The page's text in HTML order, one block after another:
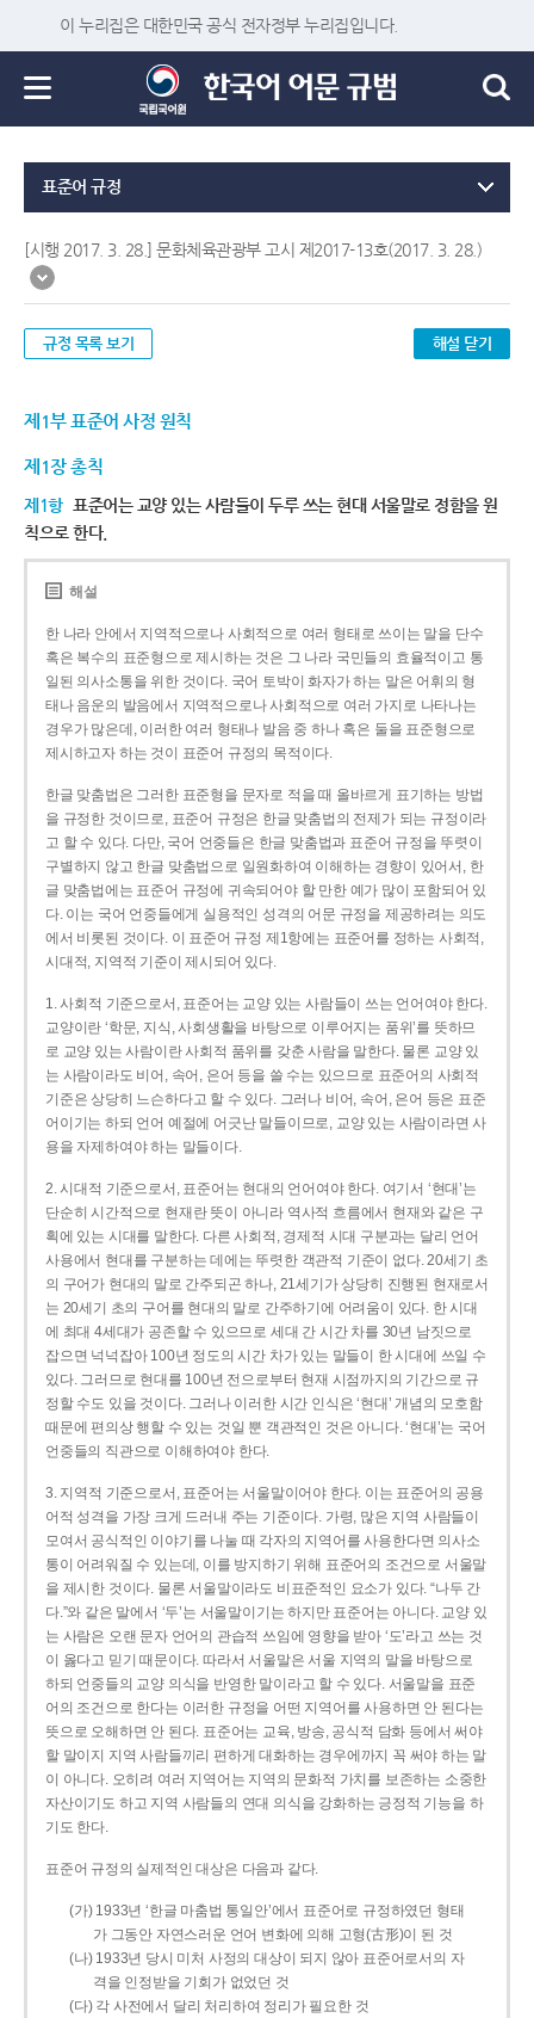
이 누리집은 대한민국 공식 전자정부 누리집입니다.
표준어 규정
[시행 2017. 3. 28.] 문화체육관광부 고시 제2017-13호(2017. 3. 28.)
규정 목록 보기 해설 닫기
제1부 표준어 사정 원칙
제1장 총칙
제1항 표준어는 교양 있는 사람들이 두루 쓰는 현대 서울말로 정함을 원
칙으로 한다.
해설
한 나라 안에서 지역적으로나 사회적으로 여러 형태로 쓰이는 말을 단수
혹은 복수의 표준형으로 제시하는 것은 그 나라 국민들의 효율적이고 통
일된 의사소통을 위한 것이다. 국어 토박이 화자가 하는 말은 어휘의 형
태나 음운의 발음에서 지역적으로나 사회적으로 여러 가지로 나타나는
경우가 많은데, 이러한 여러 형태나 발음 중 하나 혹은 둘을 표준형으로
제시하고자 하는 것이 표준어 규정의 목적이다.
한글 맞춤법은 그러한 표준형을 문자로 적을 때 올바르게 표기하는 방법
을 규정한 것이므로, 표준어 규정은 한글 맞춤법의 전제가 되는 규정이라
고 할 수 있다. 다만, 국어 언중들은 한글 맞춤법과 표준어 규정을 뚜렷이
구별하지 않고 한글 맞춤법으로 일원화하여 이해하는 경향이 있어서, 한
글 맞춤법에는 표준어 규정에 귀속되어야 할 만한 예가 많이 포함되어 있
다. 이는 국어 언중들에게 실용적인 성격의 어문 규정을 제공하려는 의도
에서 비롯된 것이다. 이 표준어 규정 제1항에는 표준어를 정하는 사회적,
시대적, 지역적 기준이 제시되어 있다.
1. 사회적 기준으로서, 표준어는 교양 있는 사람들이 쓰는 언어여야 한다.
교양이란 ‘학문, 지식, 사회생활을 바탕으로 이루어지는 품위’를 뜻하므
로 교양 있는 사람이란 사회적 품위를 갖춘 사람을 말한다. 물론 교양 있
는 사람이라도 비어, 속어, 은어 등을 쓸 수는 있으므로 표준어의 사회적
기준은 상당히 느슨하다고 할 수 있다. 그러나 비어, 속어, 은어 등은 표준
어이기는 하되 언어 예절에 어긋난 말들이므로, 교양 있는 사람이라면 사
용을 자제하여야 하는 말들이다.
2. 시대적 기준으로서, 표준어는 현대의 언어여야 한다. 여기서 ‘현대’는
단순히 시간적으로 현재란 뜻이 아니라 역사적 흐름에서 현재와 같은 구
획에 있는 시대를 말한다. 다른 사회적, 경제적 시대 구분과는 달리 언어
사용에서 현대를 구분하는 데에는 뚜렷한 객관적 기준이 없다. 20세기 초
의 구어가 현대의 말로 간주되곤 하나, 21세기가 상당히 진행된 현재로서
는 20세기 초의 구어를 현대의 말로 간주하기에 어려움이 있다. 한 시대
에 최대 4세대가 공존할 수 있으므로 세대 간 시간 차를 30년 남짓으로
잡으면 넉넉잡아 100년 정도의 시간 차가 있는 말들이 한 시대에 쓰일 수
있다. 그러므로 현대를 100년 전으로부터 현재 시점까지의 기간으로 규
정할 수도 있을 것이다. 그러나 이러한 시간 인식은 ‘현대’ 개념의 모호함
때문에 편의상 행할 수 있는 것일 뿐 객관적인 것은 아니다. ‘현대’는 국어
언중들의 직관으로 이해하여야 한다.
3. 지역적 기준으로서, 표준어는 서울말이어야 한다. 이는 표준어의 공용
어적 성격을 가장 크게 드러내 주는 기준이다. 가령, 많은 지역 사람들이
모여서 공식적인 이야기를 나눌 때 각자의 지역어를 사용한다면 의사소
통이 어려워질 수 있는데, 이를 방지하기 위해 표준어의 조건으로 서울말
을 제시한 것이다. 물론 서울말이라도 비표준적인 요소가 있다. “나두 간
다.”와 같은 말에서 ‘두’는 서울말이기는 하지만 표준어는 아니다. 교양 있
는 사람은 오랜 문자 언어의 관습적 쓰임에 영향을 받아 ‘도’라고 쓰는 것
이 옳다고 믿기 때문이다. 따라서 서울말은 서울 지역의 말을 바탕으로
하되 언중들의 교양 의식을 반영한 말이라고 할 수 있다. 서울말을 표준
어의 조건으로 한다는 이러한 규정을 어떤 지역어를 사용하면 안 된다는
뜻으로 오해하면 안 된다. 표준어는 교육, 방송, 공식적 담화 등에서 써야
할 말이지 지역 사람들끼리 편하게 대화하는 경우에까지 꼭 써야 하는 말
이 아니다. 오히려 여러 지역어는 지역의 문화적 가치를 보존하는 소중한
자산이기도 하고 지역 사람들의 연대 의식을 강화하는 긍정적 기능을 하
기도 한다.
표준어 규정의 실제적인 대상은 다음과 같다.
(가) 1933년 ‘한글 마춤법 통일안’에서 표준어로 규정하였던 형태
가 그동안 자연스러운 언어 변화에 의해 고형(古形)이 된 것
(나) 1933년 당시 미처 사정의 대상이 되지 않아 표준어로서의 자
격을 인정받을 기회가 없었던 것
(다) 각 사전에서 달리 처리하여 정리가 필요한 것